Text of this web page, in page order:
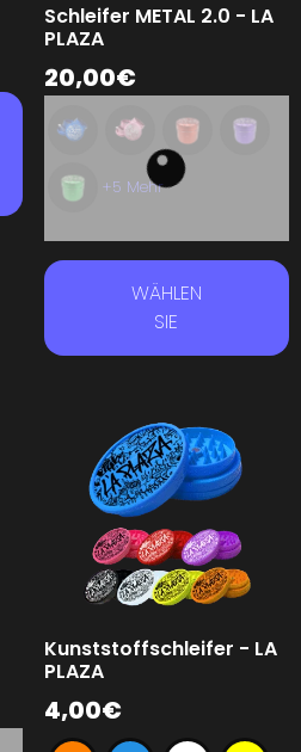
Schleifer METAL 2.0 - LA
PLAZA
20,00€
+5 Mehr
WÄHLEN
SIE
Kunststoffschleifer - LA
PLAZA
4,00€